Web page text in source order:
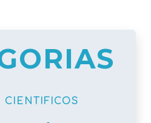
CIENTIFICOS